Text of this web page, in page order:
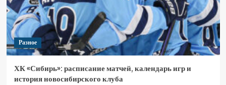
Разное
ХК «Сибирь»: расписание матчей, календарь игр и
история новосибирского клуба